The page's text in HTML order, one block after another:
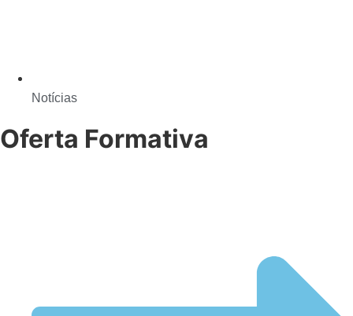
Notícias
Oferta Formativa